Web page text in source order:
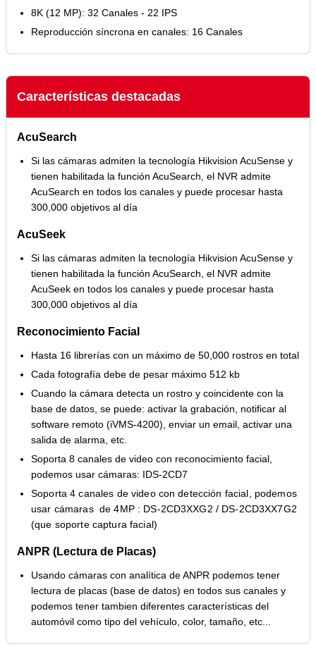
8K (12 MP): 32 Canales - 22 IPS
Reproducción síncrona en canales: 16 Canales
Características destacadas
AcuSearch
Si las cámaras admiten la tecnología Hikvision AcuSense y
tienen habilitada la función AcuSearch, el NVR admite
AcuSearch en todos los canales y puede procesar hasta
300,000 objetivos al día
AcuSeek
Si las cámaras admiten la tecnología Hikvision AcuSense y
tienen habilitada la función AcuSearch, el NVR admite
AcuSeek en todos los canales y puede procesar hasta
300,000 objetivos al día
Reconocimiento Facial
Hasta 16 librerías con un máximo de 50,000 rostros en total
Cada fotografía debe de pesar máximo 512 kb
Cuando la cámara detecta un rostro y coincidente con la
base de datos, se puede: activar la grabación, notificar al
software remoto (iVMS-4200), enviar un email, activar una
salida de alarma, etc.
Soporta 8 canales de video con reconocimiento facial,
podemos usar cámaras: IDS-2CD7
Soporta 4 canales de video con detección facial, podemos
usar cámaras de 4MP : DS-2CD3XXG2 / DS-2CD3XX7G2
(que soporte captura facial)
ANPR (Lectura de Placas)
Usando cámaras con analítica de ANPR podemos tener
lectura de placas (base de datos) en todos sus canales y
podemos tener tambien diferentes características del
automóvil como tipo del vehículo, color, tamaño, etc...